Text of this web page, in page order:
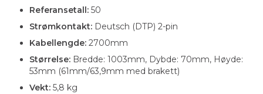
Referansetall: 50
Strømkontakt: Deutsch (DTP) 2-pin
Kabellengde: 2700mm
Størrelse: Bredde: 1003mm, Dybde: 70mm, Høyde:
53mm (61mm/63,9mm med brakett)
Vekt: 5,8 kg